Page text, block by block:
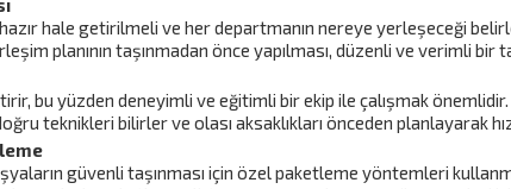
hale getirilmeli ve her departmanın nereye yerleşeceği
planının taşınmadan önce yapılması, düzenli ve verimli bir
bu yüzden deneyimli ve eğitimli bir ekip ile çalışmak
teknikleri bilirler ve olası aksaklıkları önceden planlayarak
güvenli taşınması için özel paketleme yöntemleri